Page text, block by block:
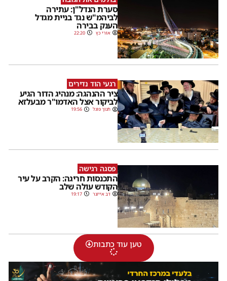
סערת הנדל"ן: עתירה
לביהמ"ש נגד בניית מגדל
הענק בבירה
אורי כץ 22:20
רגעי הוד נדירים
ציר ההנהגה: מנהיג הדור הגיע
לביקור אצל האדמו"ר מבעלזא
חנוך פוגל 19:56
פסגה רגישה
התכנסות חריגה: הקרב על עיר
הקודש עולה שלב
דב אייזנר 19:17
טען עוד כתבות